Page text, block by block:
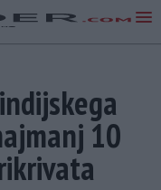
10